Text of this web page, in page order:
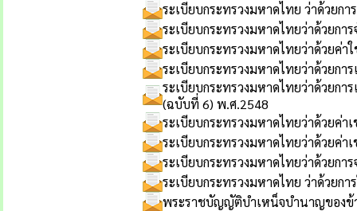
ระเบียบกระทรวงมหาดไทย ว่าด้วยก
ระเบียบกระทรวงมหาดไทยว่าด้วยก
ระเบียบกระทรวงมหาดไทยว่าด้วยค่
ระเบียบกระทรวงมหาดไทยว่าด้วยก
ระเบียบกระทรวงมหาดไทยว่าด้วยก
(ฉบับที่ 6) พ.ศ.2548
ระเบียบกระทรวงมหาดไทยว่าด้วยค่
ระเบียบกระทรวงมหาดไทยว่าด้วยค่
ระเบียบกระทรวงมหาดไทยว่าด้วยกา
ระเบียบกระทรวงมหาดไทย ว่าด้วยก
พระราชบัญญัติบำเหน็จบำนาญของข้